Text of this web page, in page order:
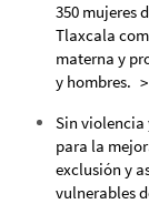
350 mujeres
Tlaxcala
materna y
y hombres.
Sin violencia
para la
exclusión y
vulnerables